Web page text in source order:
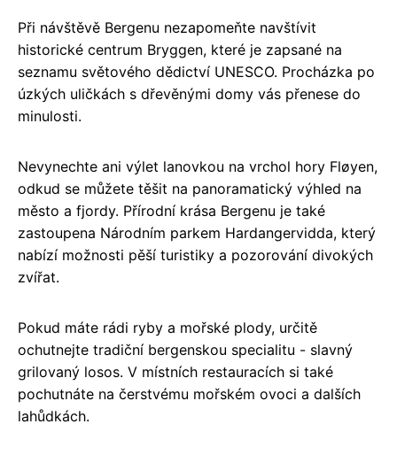
Při návštěvě Bergenu nezapomeňte navštívit
historické centrum Bryggen, které je zapsané na
seznamu světového dědictví UNESCO. Procházka po
úzkých uličkách s dřevěnými domy vás přenese do
minulosti.
Nevynechte ani výlet lanovkou na vrchol hory Fløyen,
odkud se můžete těšit na panoramatický výhled na
město a fjordy. Přírodní krása Bergenu je také
zastoupena Národním parkem Hardangervidda, který
nabízí možnosti pěší turistiky a pozorování divokých
zvířat.
Pokud máte rádi ryby a mořské plody, určitě
ochutnejte tradiční bergenskou specialitu - slavný
grilovaný losos. V místních restauracích si také
pochutnáte na čerstvému mořském ovoci a dalších
lahůdkách.